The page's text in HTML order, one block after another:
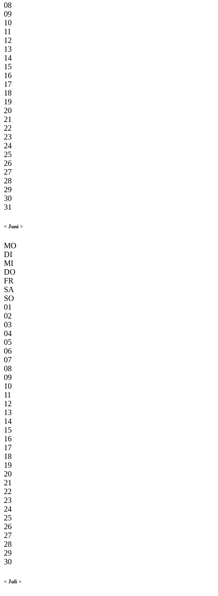
08
09
10
11
12
13
14
15
16
17
18
19
20
21
22
23
24
25
26
27
28
29
30
31
< Juni >
MO
DI
MI
DO
FR
SA
SO
01
02
03
04
05
06
07
08
09
10
11
12
13
14
15
16
17
18
19
20
21
22
23
24
25
26
27
28
29
30
< Juli >